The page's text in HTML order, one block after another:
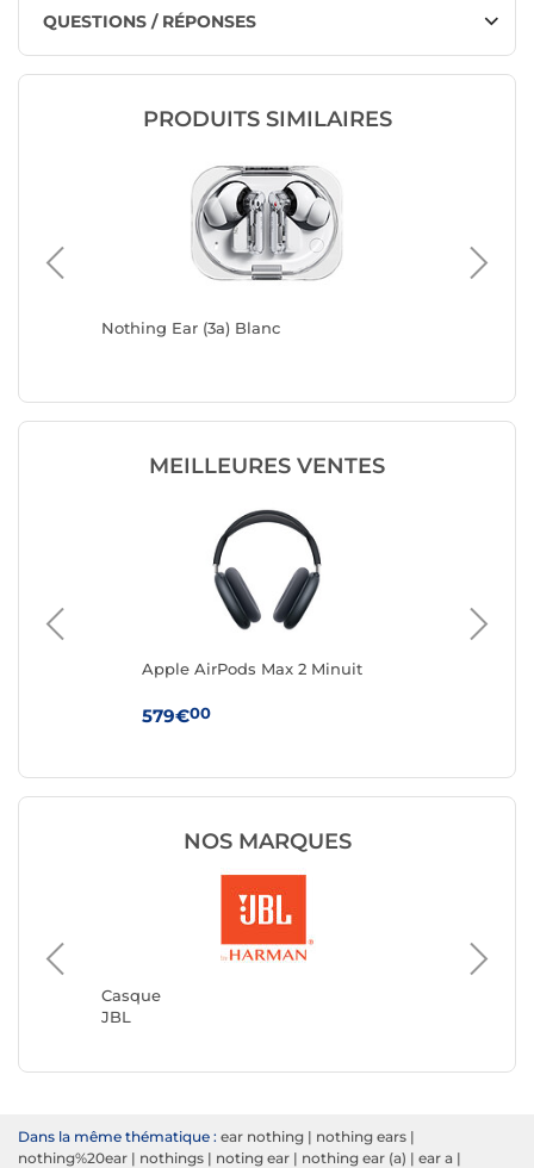
QUESTIONS / RÉPONSES
PRODUITS SIMILAIRES
Nothing Ear (3a) Blanc
MEILLEURES VENTES
Apple AirPods Max 2 Minuit
579€00
NOS MARQUES
Casque
JBL
Casque
JVC
Dans la même thématique : ear nothing | nothing ears |
nothing%20ear | nothings | noting ear | nothing ear (a) | ear a |